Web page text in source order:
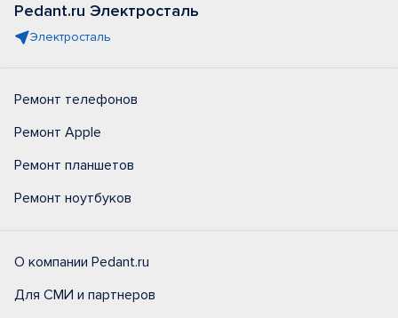
Pedant.ru Электросталь
Электросталь
Ремонт телефонов
Ремонт Apple
Ремонт планшетов
Ремонт ноутбуков
О компании Pedant.ru
Для СМИ и партнеров